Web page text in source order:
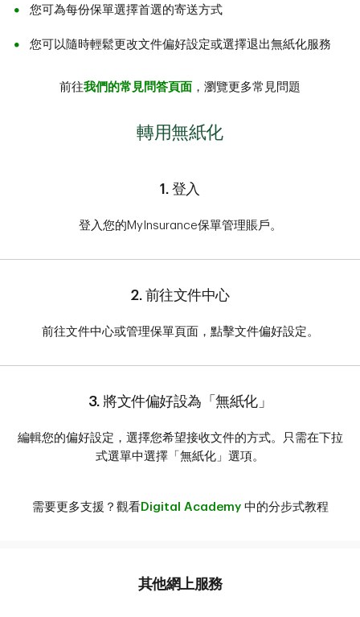
您可為每份保單選擇首選的寄送方式
您可以隨時輕鬆更改文件偏好設定或選擇退出無紙化服務
前往我們的常見問答頁面 ，瀏覽更多常見問題
轉用無紙化
1. 登入
登入您的MyInsurance保單管理賬戶。
2. 前往文件中心
前往文件中心或管理保單頁面，點擊文件偏好設定。
3. 將文件偏好設為「無紙化」
編輯您的偏好設定，選擇您希望接收文件的方式。只需在下拉
式選單中選擇「無紙化」選項。
需要更多支援？觀看Digital Academy 中的分步式教程
其他網上服務